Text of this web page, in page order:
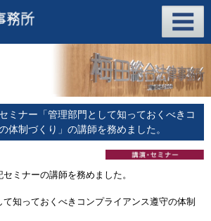
ミナー「管理部門として知っておくべきコ
体制づくり」の講師を務めました。
ミナーの講師を務めました。
知っておくべきコンプライアンス遵守の体制